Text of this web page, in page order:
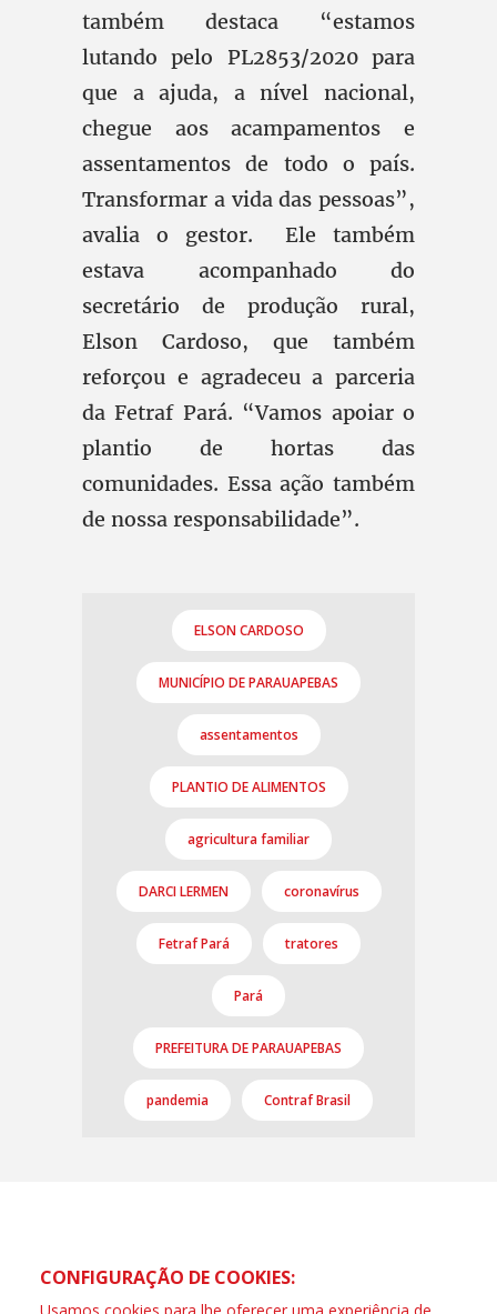
também destaca “estamos
lutando pelo PL2853/2020 para
que a ajuda, a nível nacional,
chegue aos acampamentos e
assentamentos de todo o país.
Transformar a vida das pessoas”,
avalia o gestor. Ele também
estava acompanhado do
secretário de produção rural,
Elson Cardoso, que também
reforçou e agradeceu a parceria
da Fetraf Pará. “Vamos apoiar o
plantio de hortas das
comunidades. Essa ação também
de nossa responsabilidade”.
ELSON CARDOSO
MUNICÍPIO DE PARAUAPEBAS
assentamentos
PLANTIO DE ALIMENTOS
agricultura familiar
DARCI LERMEN coronavírus
Fetraf Pará tratores
Pará
PREFEITURA DE PARAUAPEBAS
pandemia Contraf Brasil
CONFIGURAÇÃO DE COOKIES: